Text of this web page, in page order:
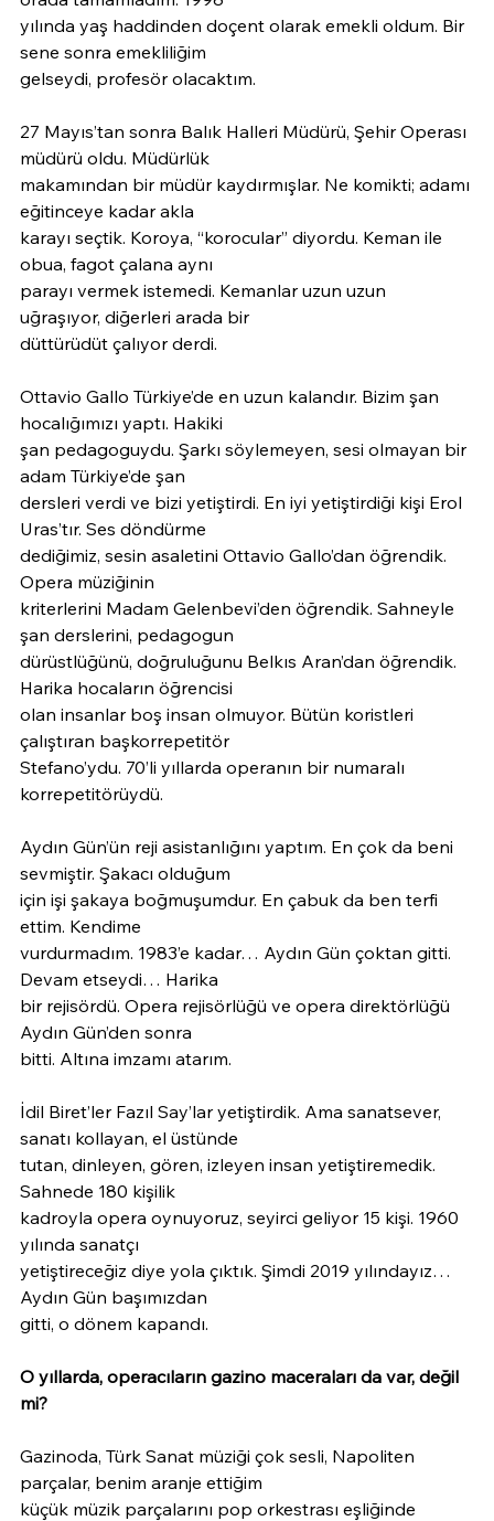
yılında yaş haddinden doçent olarak emekli oldum. Bir
sene sonra emekliliğim
gelseydi, profesör olacaktım.
27 Mayıs’tan sonra Balık Halleri Müdürü, Şehir Operası
müdürü oldu. Müdürlük
makamından bir müdür kaydırmışlar. Ne komikti; adamı
eğitinceye kadar akla
karayı seçtik. Koroya, “korocular” diyordu. Keman ile
obua, fagot çalana aynı
parayı vermek istemedi. Kemanlar uzun uzun
uğraşıyor, diğerleri arada bir
düttürüdüt çalıyor derdi.
Ottavio Gallo Türkiye’de en uzun kalandır. Bizim şan
hocalığımızı yaptı. Hakiki
şan pedagoguydu. Şarkı söylemeyen, sesi olmayan bir
adam Türkiye’de şan
dersleri verdi ve bizi yetiştirdi. En iyi yetiştirdiği kişi Erol
Uras’tır. Ses döndürme
dediğimiz, sesin asaletini Ottavio Gallo’dan öğrendik.
Opera müziğinin
kriterlerini Madam Gelenbevi’den öğrendik. Sahneyle
şan derslerini, pedagogun
dürüstlüğünü, doğruluğunu Belkıs Aran’dan öğrendik.
Harika hocaların öğrencisi
olan insanlar boş insan olmuyor. Bütün koristleri
çalıştıran başkorrepetitör
Stefano’ydu. 70’li yıllarda operanın bir numaralı
korrepetitörüydü.
Aydın Gün’ün reji asistanlığını yaptım. En çok da beni
sevmiştir. Şakacı olduğum
için işi şakaya boğmuşumdur. En çabuk da ben terfi
ettim. Kendime
vurdurmadım. 1983’e kadar… Aydın Gün çoktan gitti.
Devam etseydi… Harika
bir rejisördü. Opera rejisörlüğü ve opera direktörlüğü
Aydın Gün’den sonra
bitti. Altına imzamı atarım.
İdil Biret’ler Fazıl Say’lar yetiştirdik. Ama sanatsever,
sanatı kollayan, el üstünde
tutan, dinleyen, gören, izleyen insan yetiştiremedik.
Sahnede 180 kişilik
kadroyla opera oynuyoruz, seyirci geliyor 15 kişi. 1960
yılında sanatçı
yetiştireceğiz diye yola çıktık. Şimdi 2019 yılındayız…
Aydın Gün başımızdan
gitti, o dönem kapandı.
O yıllarda, operacıların gazino maceraları da var, değil
mi?
Gazinoda, Türk Sanat müziği çok sesli, Napoliten
parçalar, benim aranje ettiğim
küçük müzik parçalarını pop orkestrası eşliğinde